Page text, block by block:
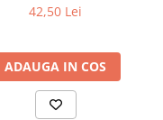
42,50 Lei
ADAUGA IN COS